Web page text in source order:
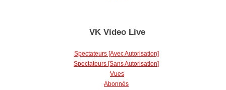
VK Video Live
Spectateurs [Avec Autorisation]
Spectateurs [Sans Autorisation]
Vues
Abonnés